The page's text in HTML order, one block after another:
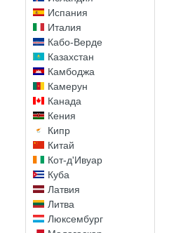
Испания
Италия
Кабо-Верде
Казахстан
Камбоджа
Камерун
Канада
Кения
Кипр
Китай
Кот-д'Ивуар
Куба
Латвия
Литва
Люксембург